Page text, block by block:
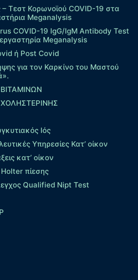
– Τεστ Κορωνοϊού COVID-19 στα
Meganalysis
COVID-19 IgG/IgM Antibody Test
Meganalysis
ή Post Covid
για τον Καρκίνο του Μαστού
ΒΙΤΑΜΙΝΩΝ
ΧΟΛΗΣΤΕΡΙΝΗΣ
Ιός
Υπηρεσίες Κατ’ οίκον
κατ’ οίκον
πίεσης
Qualified Nipt Test